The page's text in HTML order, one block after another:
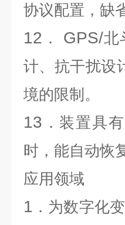
协议配置，缺
12 ． GPS/北
计、抗干扰设
境的限制。
13 ．装置具
时，能自动恢
应用领域
1 ．为数字化